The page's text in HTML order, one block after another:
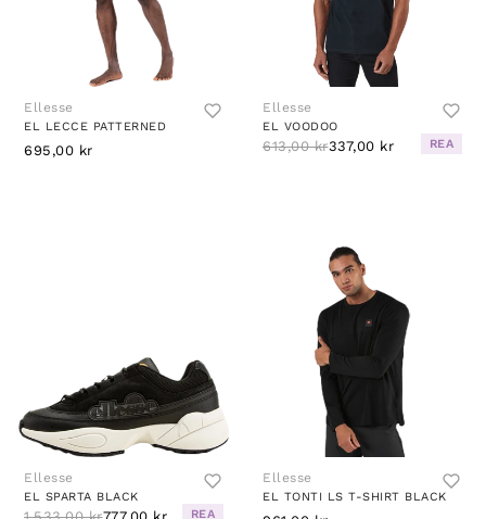
Ellesse
EL LECCE PATTERNED
695,00 kr
Ellesse
EL VOODOO
613,00 kr337,00 kr REA
Ellesse
EL SPARTA BLACK
REA
Ellesse
EL TONTI LS T-SHIRT BLACK